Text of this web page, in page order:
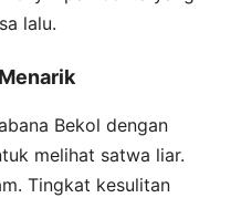
lalu.
Bekol dengan
melihat satwa liar.
Tingkat kesulitan